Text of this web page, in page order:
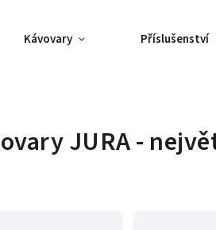
Kávovary Příslušenství
JURA -